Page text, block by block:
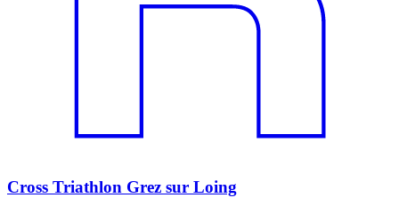
Crоss Trіаthlоn Grеz sur Lоіng